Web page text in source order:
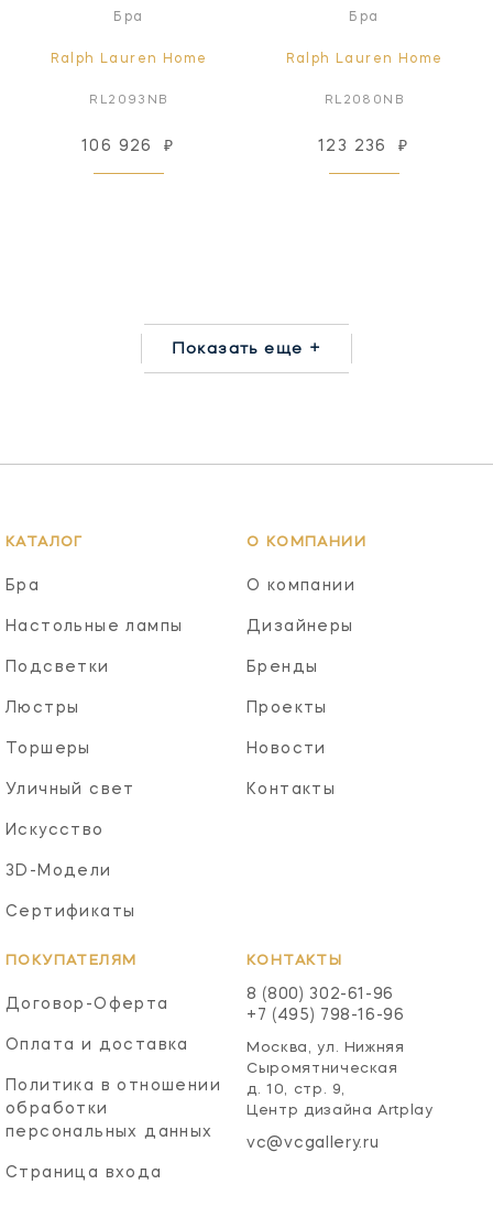
Бра
Ralph Lauren Home
RL2093NB
106 926 ₽
Бра
Ralph Lauren Home
RL2080NB
123 236 ₽
Показать еще +
КАТАЛОГ
Бра
Настольные лампы
Подсветки
Люстры
Торшеры
Уличный свет
Искусство
3D-Модели
Сертификаты
О КОМПАНИИ
О компании
Дизайнеры
Бренды
Проекты
Новости
Контакты
ПОКУПАТЕЛЯМ
Договор-Оферта
Оплата и доставка
Политика в отношении
обработки
персональных данных
Страница входа
КОНТАКТЫ
8 (800) 302-61-96
+7 (495) 798-16-96
Москва, ул. Нижняя
Сыромятническая
д. 10, стр. 9,
Центр дизайна Artplay
vc@vcgallery.ru